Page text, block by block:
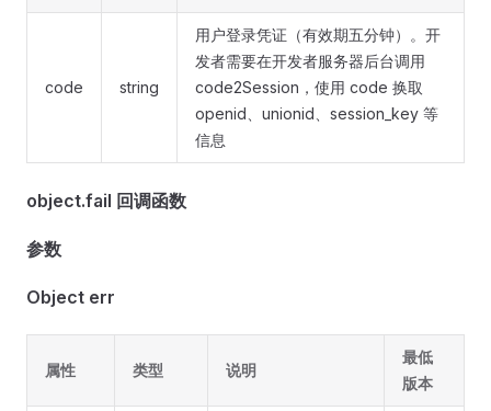
code string
用户登录凭证（有效期五分钟）。开
发者需要在开发者服务器后台调用
code2Session，使用 code 换取
openid、unionid、session_key 等
信息
object.fail 回调函数
参数
Object err
属性 类型 说明
最低
版本